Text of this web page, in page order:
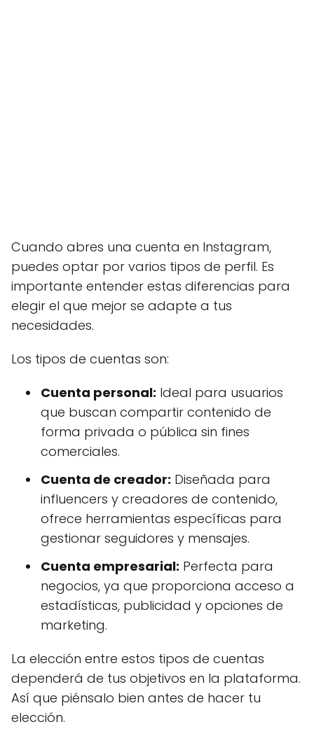
Cuando abres una cuenta en Instagram,
puedes optar por varios tipos de perfil. Es
importante entender estas diferencias para
elegir el que mejor se adapte a tus
necesidades.
Los tipos de cuentas son:
Cuenta personal: Ideal para usuarios
que buscan compartir contenido de
forma privada o pública sin fines
comerciales.
Cuenta de creador: Diseñada para
influencers y creadores de contenido,
ofrece herramientas específicas para
gestionar seguidores y mensajes.
Cuenta empresarial: Perfecta para
negocios, ya que proporciona acceso a
estadísticas, publicidad y opciones de
marketing.
La elección entre estos tipos de cuentas
dependerá de tus objetivos en la plataforma.
Así que piénsalo bien antes de hacer tu
elección.